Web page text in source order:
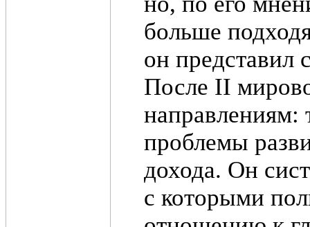
больше
он представил
После II
направлениям:
проблемы
дохода. Он
с которыми